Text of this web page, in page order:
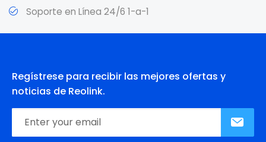
Soporte en Línea 24/6 1-a-1
Regístrese para recibir las mejores ofertas y
noticias de Reolink.